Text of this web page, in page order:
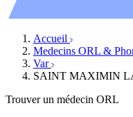
Accueil
Medecins ORL &
Var
SAINT MAXIMIN
Trouver un médecin ORL